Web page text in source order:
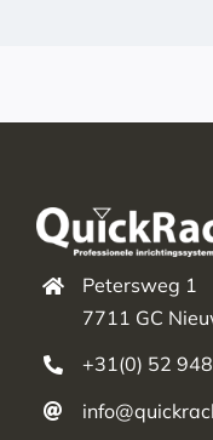
Petersweg 1
7711 GC
+31(0) 52